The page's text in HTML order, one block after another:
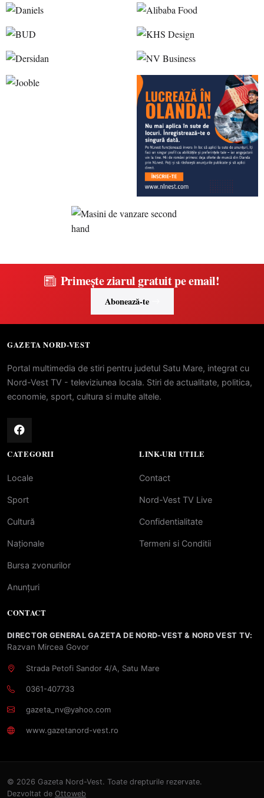
Primește ziarul gratuit pe email!
Abonează-te
GAZETA NORD-VEST
Portal multimedia de stiri pentru judetul Satu Mare, integrat cu
Nord-Vest TV - televiziunea locala. Stiri de actualitate, politica,
economie, sport, cultura si multe altele.
CATEGORII
Locale
Sport
Cultură
Naționale
Bursa zvonurilor
Anunțuri
LINK-URI UTILE
Contact
Nord-Vest TV Live
Confidentialitate
Termeni si Conditii
CONTACT
DIRECTOR GENERAL GAZETA DE NORD-VEST & NORD VEST TV:
Razvan Mircea Govor
Strada Petofi Sandor 4/A, Satu Mare
0361-407733
gazeta_nv@yahoo.com
www.gazetanord-vest.ro
© 2026 Gazeta Nord-Vest. Toate drepturile rezervate.
Dezvoltat de Ottoweb